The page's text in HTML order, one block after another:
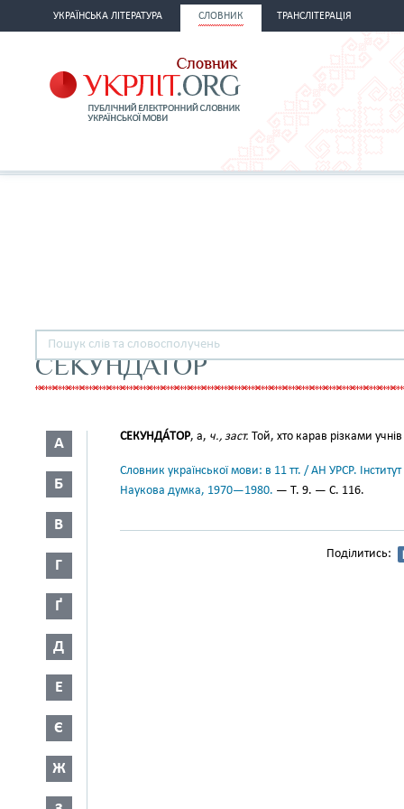
УКРАЇНСЬКА ЛІТЕРАТУРА СЛОВНИК ТРАНСЛІТЕРАЦІЯ
СЕКУНДАТОР
А
Б
В
Г
Ґ
Д
Е
Є
Ж
СЕКУНДА́ТОР, а, ч., заст. Той, хто карав різками
Словник української мови: в 11 тт. / АН УРСР.
Наукова думка, 1970—1980. — Т. 9. — С. 116.
Поділитись: